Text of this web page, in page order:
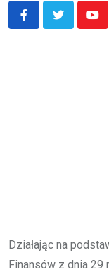
Działając na
Finansów z dnia 29